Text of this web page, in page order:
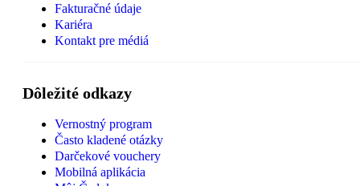
Fakturačné údaje
Kariéra
Kontakt pre médiá
Dôležité odkazy
Vernostný program
Často kladené otázky
Darčekové vouchery
Mobilná aplikácia